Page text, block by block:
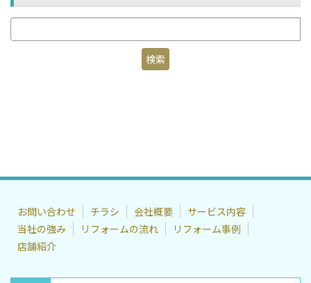
お問い合わせ チラシ 会社概要
サービス内容
当社の強み
リフォームの流れ
リフォーム事例
店舗紹介